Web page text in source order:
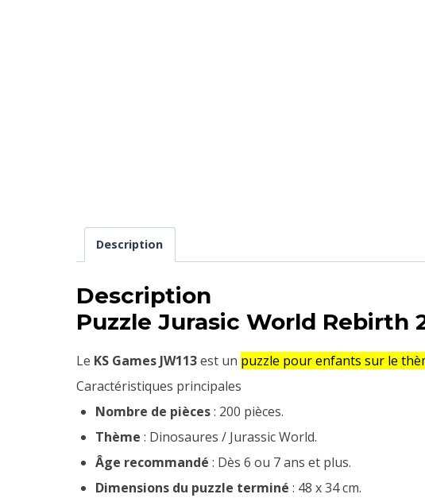
Description
Description
Puzzle Jurasic World Rebirth
Le KS Games JW113est un puzzle pour enfants sur le
Caractéristiques principales
Nombre de pièces: 200 pièces.
Thème : Dinosaures / Jurassic World.
Âge recommandé : Dès 6 ou 7 ans et plus.
Dimensions du puzzle terminé : 48 x 34 cm.